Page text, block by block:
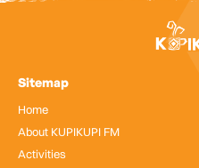
Sitemap
Home
About KUPIKUPI FM
Activities